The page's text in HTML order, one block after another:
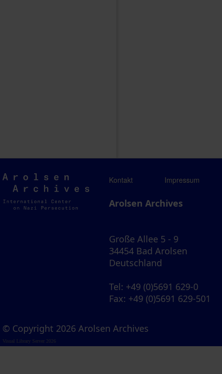
Arolsen
Archives
Kontakt Impressum
Arolsen Archives
Große Allee 5 - 9
34454 Bad Arolsen
Deutschland
Tel: +49 (0)5691 629-0
Fax: +49 (0)5691 629-501
© Copyright 2026 Arolsen Archives
Visual Library Server 2026